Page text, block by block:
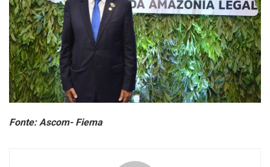
Fonte: Ascom- Fiema